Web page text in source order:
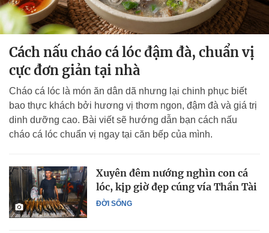
Cách nấu cháo cá lóc đậm đà, chuẩn vị
cực đơn giản tại nhà
Cháo cá lóc là món ăn dân dã nhưng lại chinh phục biết
bao thực khách bởi hương vị thơm ngon, đậm đà và giá trị
dinh dưỡng cao. Bài viết sẽ hướng dẫn bạn cách nấu
cháo cá lóc chuẩn vị ngay tại căn bếp của mình.
ĐỜI SỐNG
Xuyên đêm nướng nghìn con cá
lóc, kịp giờ đẹp cúng vía Thần Tài